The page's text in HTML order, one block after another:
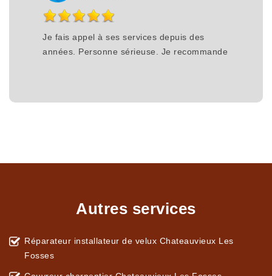
Je fais appel à ses services depuis des
années. Personne sérieuse. Je recommande
Autres services
Réparateur installateur de velux Chateauvieux Les
Fosses